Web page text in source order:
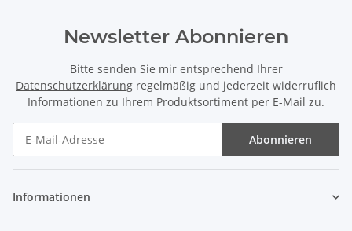
Newsletter Abonnieren
Bitte senden Sie mir entsprechend Ihrer
Datenschutzerklärung regelmäßig und jederzeit widerruflich
Informationen zu Ihrem Produktsortiment per E-Mail zu.
Abonnieren
Informationen